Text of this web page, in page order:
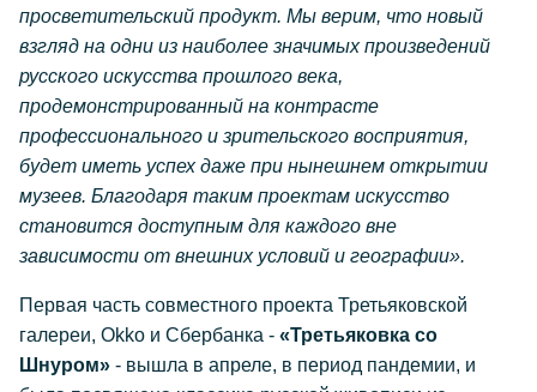
просветительский продукт. Мы верим, что новый
взгляд на одни из наиболее значимых произведений
русского искусства прошлого века,
продемонстрированный на контрасте
профессионального и зрительского восприятия,
будет иметь успех даже при нынешнем открытии
музеев. Благодаря таким проектам искусство
становится доступным для каждого вне
зависимости от внешних условий и географии».
Первая часть совместного проекта Третьяковской
галереи, Okko и Сбербанка - «Третьяковка со
Шнуром» - вышла в апреле, в период пандемии, и